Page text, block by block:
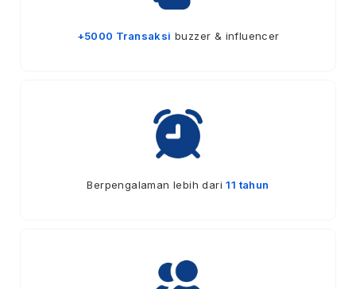
+5000 Transaksi buzzer & influencer
Berpengalaman lebih dari11 tahun